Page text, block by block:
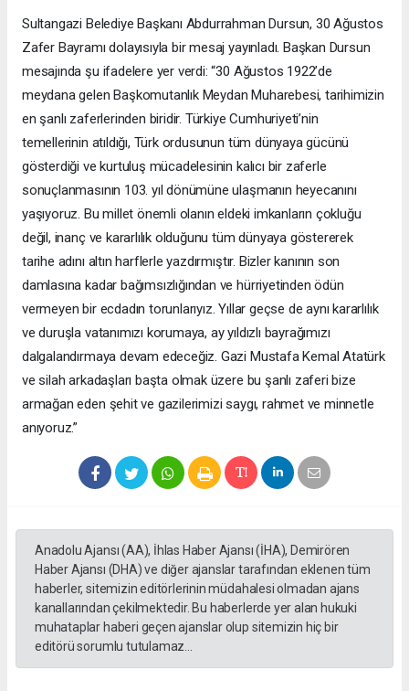
Sultangazi Belediye Başkanı Abdurrahman Dursun, 30 Ağustos
Zafer Bayramı dolayısıyla bir mesaj yayınladı. Başkan Dursun
mesajında şu ifadelere yer verdi: “30 Ağustos 1922’de
meydana gelen Başkomutanlık Meydan Muharebesi, tarihimizin
en şanlı zaferlerinden biridir. Türkiye Cumhuriyeti’nin
temellerinin atıldığı, Türk ordusunun tüm dünyaya gücünü
gösterdiği ve kurtuluş mücadelesinin kalıcı bir zaferle
sonuçlanmasının 103. yıl dönümüne ulaşmanın heyecanını
yaşıyoruz. Bu millet önemli olanın eldeki imkanların çokluğu
değil, inanç ve kararlılık olduğunu tüm dünyaya göstererek
tarihe adını altın harflerle yazdırmıştır. Bizler kanının son
damlasına kadar bağımsızlığından ve hürriyetinden ödün
vermeyen bir ecdadın torunlarıyız. Yıllar geçse de aynı kararlılık
ve duruşla vatanımızı korumaya, ay yıldızlı bayrağımızı
dalgalandırmaya devam edeceğiz. Gazi Mustafa Kemal Atatürk
ve silah arkadaşları başta olmak üzere bu şanlı zaferi bize
armağan eden şehit ve gazilerimizi saygı, rahmet ve minnetle
anıyoruz.”
Anadolu Ajansı (AA), İhlas Haber Ajansı (İHA), Demirören
Haber Ajansı (DHA) ve diğer ajanslar tarafından eklenen tüm
haberler, sitemizin editörlerinin müdahalesi olmadan ajans
kanallarından çekilmektedir. Bu haberlerde yer alan hukuki
muhataplar haberi geçen ajanslar olup sitemizin hiç bir
editörü sorumlu tutulamaz...